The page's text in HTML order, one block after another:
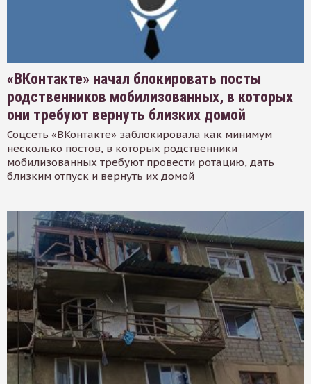
«ВКонтакте» начал блокировать посты
родственников мобилизованных, в которых
они требуют вернуть близких домой
Соцсеть «ВКонтакте» заблокировала как минимум
несколько постов, в которых родственники
мобилизованных требуют провести ротацию, дать
близким отпуск и вернуть их домой